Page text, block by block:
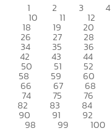
1 2 3 4
10 11 12
18 19 20
26 27 28
34 35 36
42 43 44
50 51 52
58 59 60
66 67 68
74 75 76
82 83 84
90 91 92
98 99 100